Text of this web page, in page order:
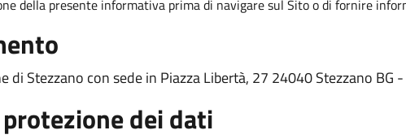
della presente informativa prima di navigare sul Sito o di fornire
di Stezzano con sede in Piazza Libertà, 27 24040 Stezzano
dei dati